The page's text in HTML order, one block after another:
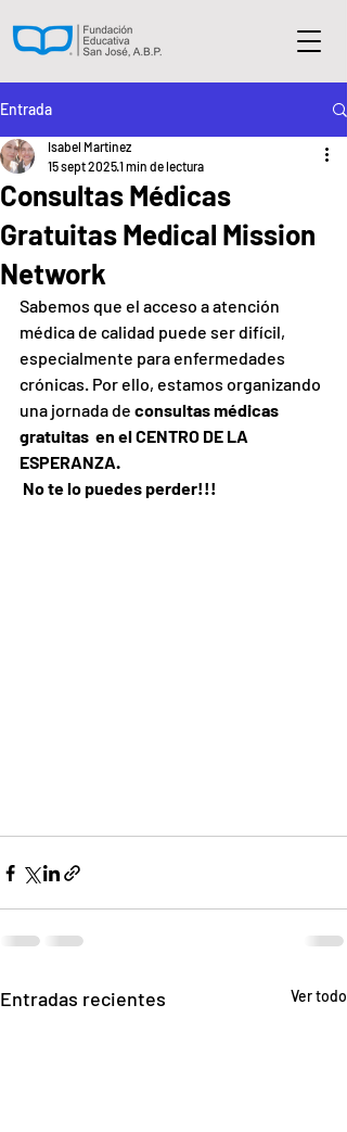
Entrada
Consultas Médicas
Gratuitas Medical Mission
Network
Isabel Martinez
15 sept 20251 min de lectura
Sabemos que el acceso a atención
médica de calidad puede ser difícil,
especialmente para enfermedades
crónicas. Por ello, estamos organizando
una jornada de consultas médicas
gratuitas  en el CENTRO DE LA
ESPERANZA.
No te lo puedes perder!!!
Entradas recientes Ver todo